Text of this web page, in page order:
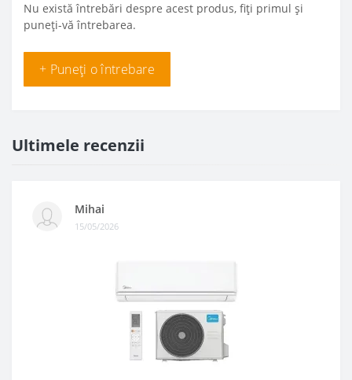
Nu există întrebări despre acest produs, fiți primul și
puneți-vă întrebarea.
+ Puneți o întrebare
Ultimele recenzii
Mihai
15/05/2026